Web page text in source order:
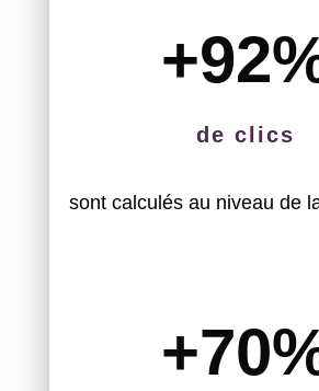
+92
de clics
sont calculés au niveau de
+70